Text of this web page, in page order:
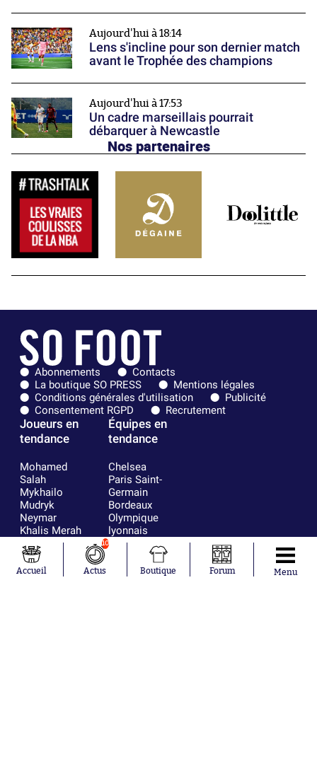
Aujourd'hui à 18:14
Lens s'incline pour son dernier match
avant le Trophée des champions
Aujourd'hui à 17:53
Un cadre marseillais pourrait
débarquer à Newcastle
Nos partenaires
Abonnements
Contacts
La boutique SO PRESS
Mentions légales
Conditions générales d'utilisation
Publicité
Consentement RGPD
Recrutement
Joueurs en
tendance
Mohamed
Salah
Mykhailo
Mudryk
Neymar
Khalis Merah
Loïs Openda
Moussa
Niakhaté
Équipes en
tendance
Chelsea
Paris Saint-
Germain
Bordeaux
Olympique
lyonnais
FIFA
Real Madrid
RC Strasbourg
Accueil
10
Actus Boutique Forum Menu